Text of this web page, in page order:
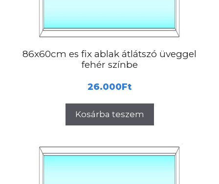
86x60cm es fix ablak átlátszó üveggel
fehér színbe
26.000Ft
Kosárba teszem